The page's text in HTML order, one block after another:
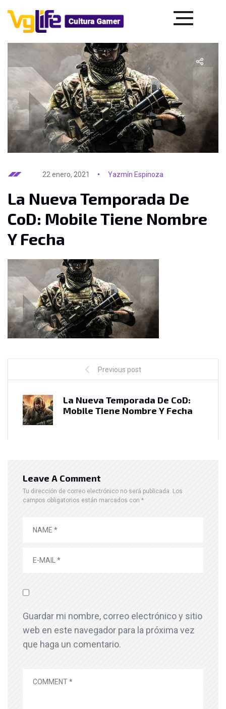
22 enero, 2021 Yazmín Espinoza
La Nueva Temporada De
CoD: Mobile Tiene Nombre
Y Fecha
Previous post
La Nueva Temporada De CoD:
Mobile Tiene Nombre Y Fecha
Leave A Comment
Tu dirección de correo electrónico no será publicada. Los
campos obligatorios están marcados con *
Guardar mi nombre, correo electrónico y sitio
web en este navegador para la próxima vez
que haga un comentario.